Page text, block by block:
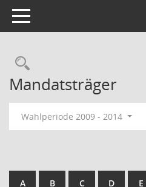
Toggle navigation
Rechercheauswahl
Mandatsträger
Wahlperiode 2009 - 2014
A B C D E